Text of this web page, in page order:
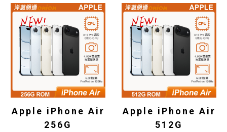
Apple iPhone Air
256G
Apple iPhone Air
512G